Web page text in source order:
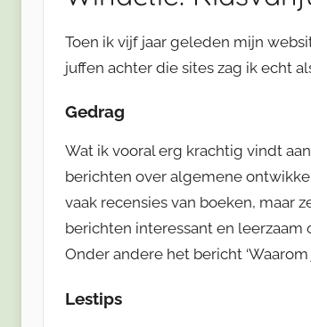
Toen ik vijf jaar geleden mijn
juffen achter die sites zag ik echt
Gedrag
Wat ik vooral erg krachtig vindt
berichten over algemene
vaak recensies van boeken, maar
berichten interessant en
Onder andere het bericht
Lestips